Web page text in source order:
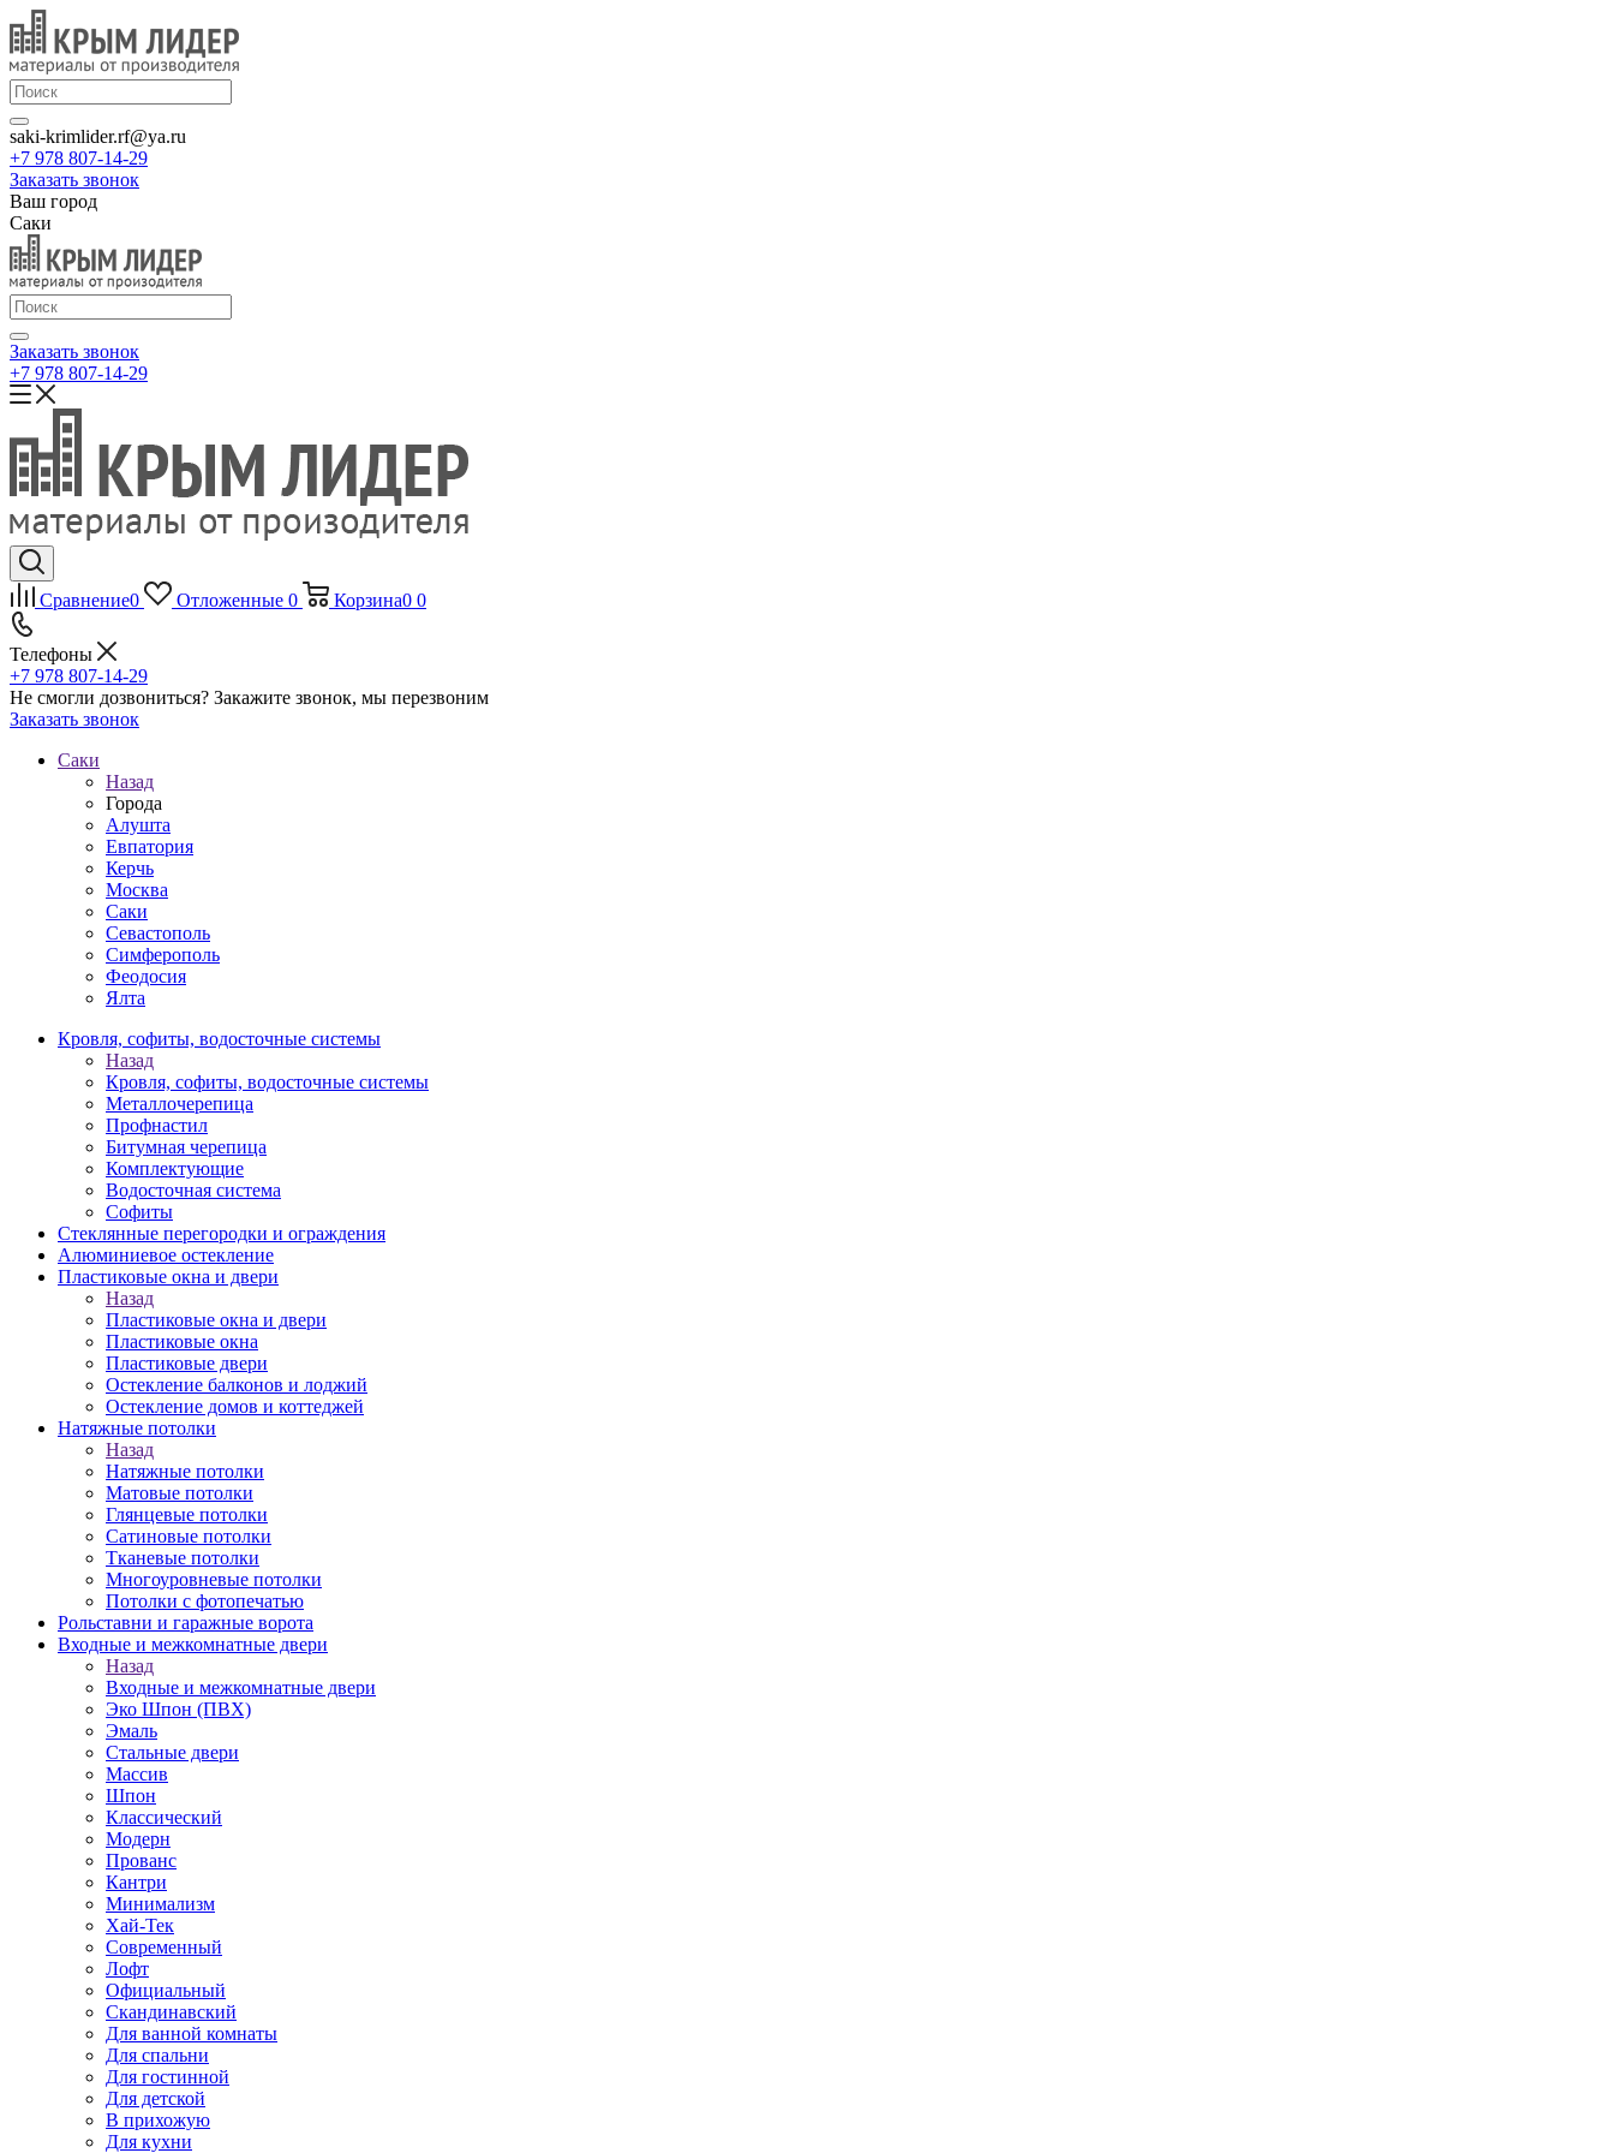
saki-krimlider.rf@ya.ru
+7 978 807-14-29
Заказать звонок
Ваш город
Саки
Заказать звонок
+7 978 807-14-29
Сравнение0 Отложенные 0 Корзина0 0
Телефоны
+7 978 807-14-29
Не смогли дозвониться? Закажите звонок, мы перезвоним
Заказать звонок
Саки
Назад
Города
Алушта
Евпатория
Керчь
Москва
Саки
Севастополь
Симферополь
Феодосия
Ялта
Кровля, софиты, водосточные системы
Назад
Кровля, софиты, водосточные системы
Металлочерепица
Профнастил
Битумная черепица
Комплектующие
Водосточная система
Софиты
Стеклянные перегородки и ограждения
Алюминиевое остекление
Пластиковые окна и двери
Назад
Пластиковые окна и двери
Пластиковые окна
Пластиковые двери
Остекление балконов и лоджий
Остекление домов и коттеджей
Натяжные потолки
Назад
Натяжные потолки
Матовые потолки
Глянцевые потолки
Сатиновые потолки
Тканевые потолки
Многоуровневые потолки
Потолки с фотопечатью
Рольставни и гаражные ворота
Входные и межкомнатные двери
Назад
Входные и межкомнатные двери
Эко Шпон (ПВХ)
Эмаль
Стальные двери
Массив
Шпон
Классический
Модерн
Прованс
Кантри
Минимализм
Хай-Тек
Современный
Лофт
Официальный
Скандинавский
Для ванной комнаты
Для спальни
Для гостинной
Для детской
В прихожую
Для кухни